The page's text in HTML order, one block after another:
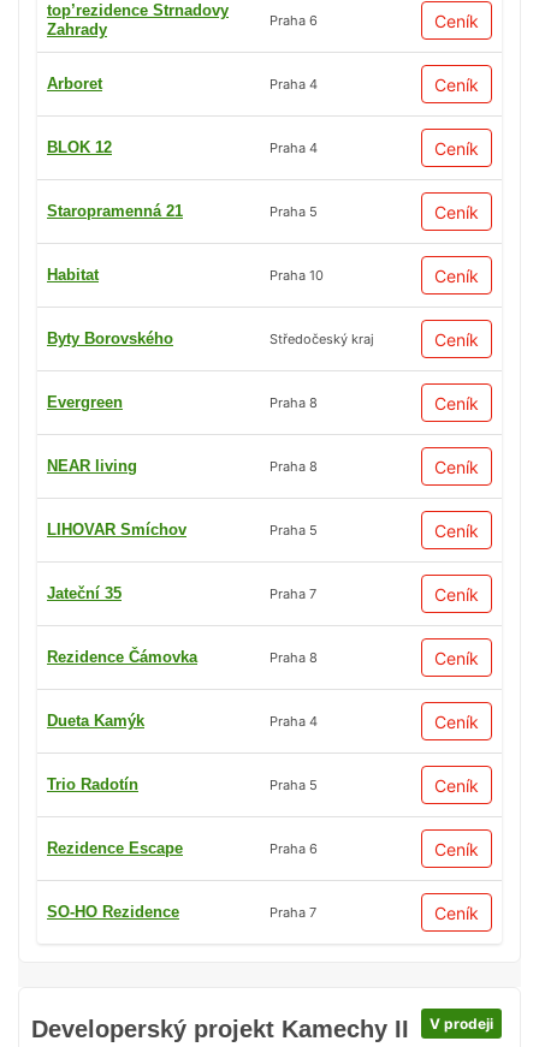
Developerský projekt Kamechy II V prodeji
top’rezidence Strnadovy
Zahrady
Praha 6 Ceník
Arboret Praha 4 Ceník
BLOK 12 Praha 4 Ceník
Staropramenná 21 Praha 5 Ceník
Habitat Praha 10 Ceník
Byty Borovského Středočeský kraj Ceník
Evergreen Praha 8 Ceník
NEAR living Praha 8 Ceník
LIHOVAR Smíchov Praha 5 Ceník
Jateční 35 Praha 7 Ceník
Rezidence Čámovka Praha 8 Ceník
Dueta Kamýk Praha 4 Ceník
Trio Radotín Praha 5 Ceník
Rezidence Escape Praha 6 Ceník
SO-HO Rezidence Praha 7 Ceník